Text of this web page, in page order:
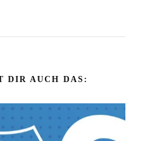
DIR AUCH DAS: